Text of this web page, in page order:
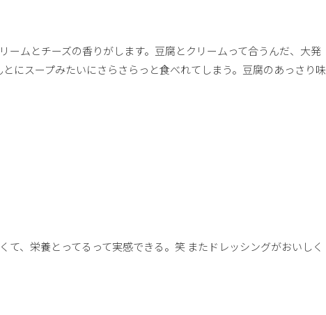
ームとチーズの香りがします。豆腐とクリームって合うんだ、大発
にスープみたいにさらさらっと食べれてしまう。豆腐のあっさり味
、栄養とってるって実感できる。笑 またドレッシングがおいしく